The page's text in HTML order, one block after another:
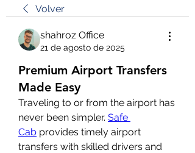
Volver
shahroz Office
21 de agosto de 2025
Premium Airport Transfers
Made Easy
Traveling to or from the airport has
never been simpler. Safe
Cab provides timely airport
transfers with skilled drivers and